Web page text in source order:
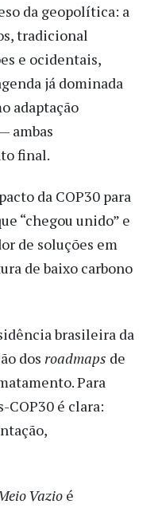
da geopolítica: a
tradicional
e ocidentais,
já dominada
adaptação
ambas
final.
da COP30 para
“chegou unido” e
de soluções em
de baixo carbono
brasileira da
dos roadmaps de
Para
COP30 é clara:
Vazio é